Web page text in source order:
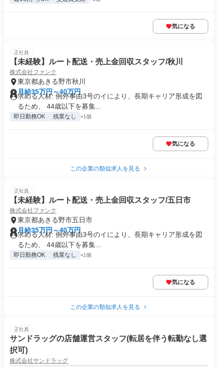
気になる
正社員
【未経験】ルート配送・売上金回収スタッフ/秋川
株式会社ファンク
東京都あきる野市秋川
月給35万円～40万円
求める人材: 例外事由3号のイにより、長期キャリア形成を図
るため、 44歳以下を募集...
即日勤務OK 残業なし +1個
気になる
この企業の類似求人を見る
正社員
【未経験】ルート配送・売上金回収スタッフ/五日市
株式会社ファンク
東京都あきる野市五日市
月給35万円～40万円
求める人材: 例外事由3号のイにより、長期キャリア形成を図
るため、 44歳以下を募集...
即日勤務OK 残業なし +1個
気になる
この企業の類似求人を見る
正社員
サンドラッグの店舗運営スタッフ(転居を伴う転勤なし選
択可)
株式会社サンドラッグ